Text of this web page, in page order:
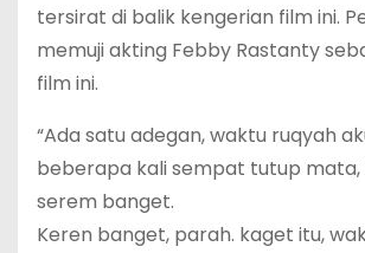
tersirat di balik kengerian film ini.
memuji akting Febby Rastanty
film ini.
“Ada satu adegan, waktu ruqyah
beberapa kali sempat tutup mata,
serem banget.
Keren banget, parah. kaget itu,